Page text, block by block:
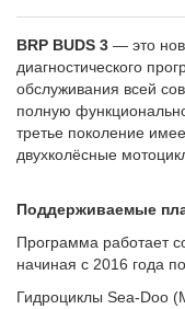
BRP BUDS 3 — это
диагностического
обслуживания всей
полную
третье поколение
двухколёсные
Поддерживаемые
Программа работает
начиная с 2016 года
Гидроциклы Sea-Doo